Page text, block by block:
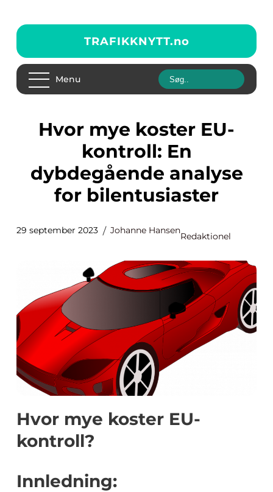
TRAFIKKNYTT.no
Menu
Hvor mye koster EU-
kontroll: En
dybdegående analyse
for bilentusiaster
29 september 2023 Johanne Hansen
Redaktionel
Hvor mye koster EU-
kontroll?
Innledning: